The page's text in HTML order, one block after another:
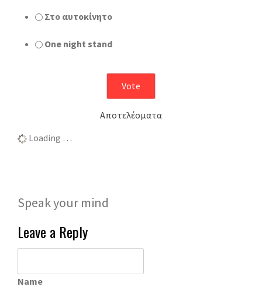
Στο αυτοκίνητο
One night stand
Αποτελέσματα
Loading …
Speak your mind
Leave a Reply
Name